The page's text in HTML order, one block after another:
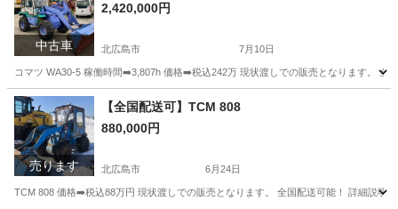
中古車
2,420,000円
北広島市 7月10日
コマツ WA30-5 稼働時間➡️3,807h 価格➡️税込242万 現状渡しでの販売となります。 全
北海道 北広島市 その他
売ります
【全国配送可】TCM 808
880,000円
北広島市 6月24日
TCM 808 価格➡️税込88万円 現状渡しでの販売となります。 全国配送可能！ 詳細説明